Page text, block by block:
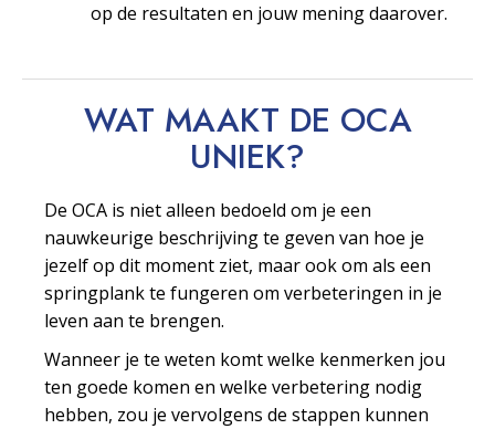
op de resultaten en jouw mening daarover.
WAT MAAKT DE OCA
UNIEK?
De OCA is niet alleen bedoeld om je een
nauwkeurige beschrijving te geven van hoe je
jezelf op dit moment ziet, maar ook om als een
springplank te fungeren om verbeteringen in je
leven aan te brengen.
Wanneer je te weten komt welke kenmerken jou
ten goede komen en welke verbetering nodig
hebben, zou je vervolgens de stappen kunnen